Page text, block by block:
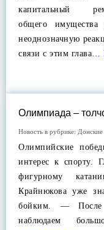
капитальный
общего
неоднозначную
связи с этим глава…
Олимпиада –
Новость в рубрике: Донские
Олимпийские
интерес к спорту.
фигурному
Крайнюкова уже
бойким. —
наблюдаем